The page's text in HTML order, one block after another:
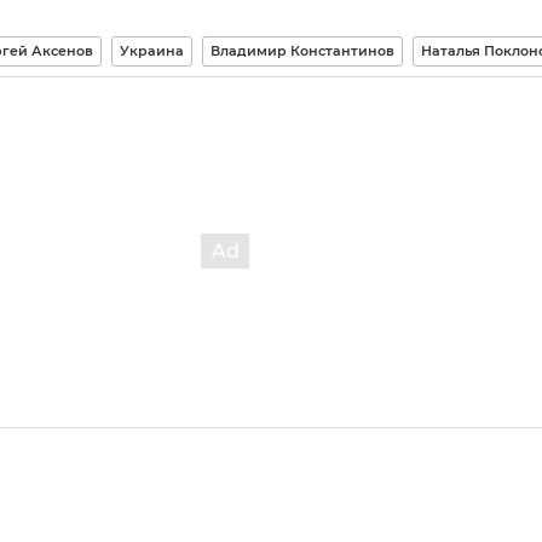
Аксенов Украина Владимир Константинов Наталья